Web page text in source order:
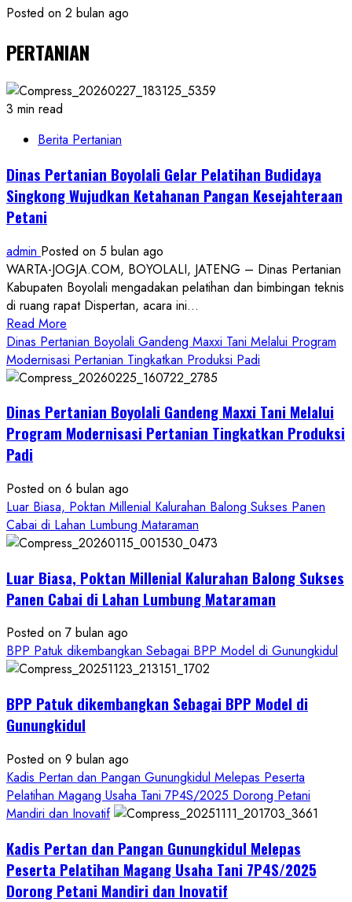
Posted on 2 bulan ago
PERTANIAN
3 min read
Berita Pertanian
Dinas Pertanian Boyolali Gelar Pelatihan Budidaya
Singkong Wujudkan Ketahanan Pangan Kesejahteraan
Petani
admin Posted on 5 bulan ago
WARTA-JOGJA.COM, BOYOLALI, JATENG – Dinas Pertanian
Kabupaten Boyolali mengadakan pelatihan dan bimbingan teknis
di ruang rapat Dispertan, acara ini...
Read More
more
about
Dinas
Boyolali
Gelar
Singkong
Wujudkan
Ketahanan
Pangan
Petani
Dinas Pertanian Boyolali Gandeng Maxxi Tani Melalui Program
Modernisasi Pertanian Tingkatkan Produksi Padi
Dinas Pertanian Boyolali Gandeng Maxxi Tani Melalui
Program Modernisasi Pertanian Tingkatkan Produksi
Padi
Posted on 6 bulan ago
Luar Biasa, Poktan Millenial Kalurahan Balong Sukses Panen
Cabai di Lahan Lumbung Mataraman
Luar Biasa, Poktan Millenial Kalurahan Balong Sukses
Panen Cabai di Lahan Lumbung Mataraman
Posted on 7 bulan ago
BPP Patuk dikembangkan Sebagai BPP Model di Gunungkidul
BPP Patuk dikembangkan Sebagai BPP Model di
Gunungkidul
Posted on 9 bulan ago
Kadis Pertan dan Pangan Gunungkidul Melepas Peserta
Pelatihan Magang Usaha Tani 7P4S/2025 Dorong Petani
Mandiri dan Inovatif
Kadis Pertan dan Pangan Gunungkidul Melepas
Peserta Pelatihan Magang Usaha Tani 7P4S/2025
Dorong Petani Mandiri dan Inovatif